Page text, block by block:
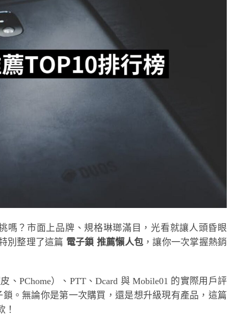
嗎？市面上品牌、規格琳瑯滿目，光看就讓人頭昏眼
別整理了這篇 電子鎖 推薦懶人包 ，讓你一次掌握熱銷
、PChome）、PTT、Dcard 與 Mobile01 的實際用戶評
。無論你是第一次購買，還是想升級現有產品，這篇
！